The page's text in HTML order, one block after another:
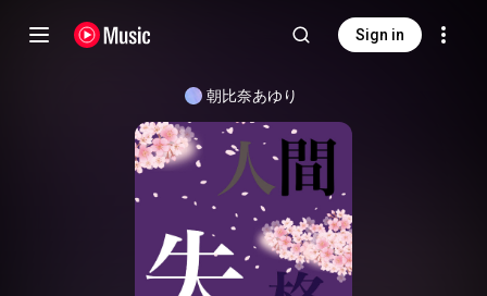
Sign in
朝比奈あゆり